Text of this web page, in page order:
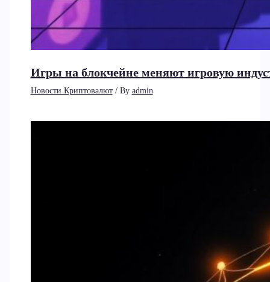
Игры на блокчейне меняют игровую
Новости Криптовалют/ By admin